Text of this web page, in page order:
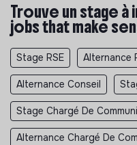
Trouve un stage
jobs that make
Stage RSE Alternance
Alternance Conseil
Stage Chargé De
Alternance Chargé De